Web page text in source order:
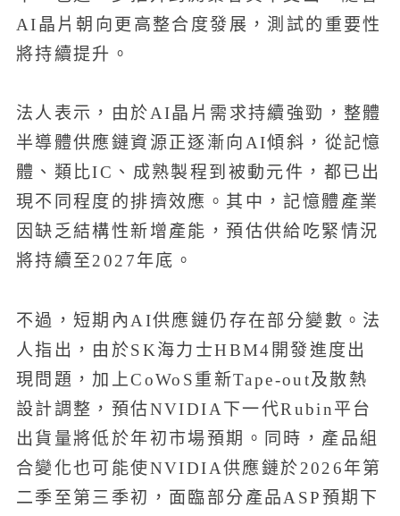
AI晶片朝向更高整合度發展，測試的重要性
將持續提升。
法人表示，由於AI晶片需求持續強勁，整體
半導體供應鏈資源正逐漸向AI傾斜，從記憶
體、類比IC、成熟製程到被動元件，都已出
現不同程度的排擠效應。其中，記憶體產業
因缺乏結構性新增產能，預估供給吃緊情況
將持續至2027年底。
不過，短期內AI供應鏈仍存在部分變數。法
人指出，由於SK海力士HBM4開發進度出
現問題，加上CoWoS重新Tape-out及散熱
設計調整，預估NVIDIA下一代Rubin平台
出貨量將低於年初市場預期。同時，產品組
合變化也可能使NVIDIA供應鏈於2026年第
二季至第三季初，面臨部分產品ASP預期下